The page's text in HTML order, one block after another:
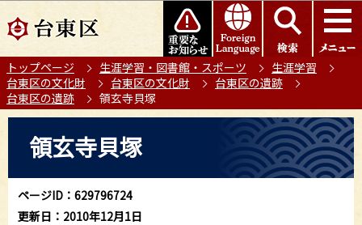
の
ー
ジ
の
このページの本文へ移動
トップページ 生涯学習・図書館・スポーツ
生涯学習
台東区の文化財
台東区の文化財
台東区の遺跡
台東区の遺跡
領玄寺貝塚
か
領玄寺貝塚
ページID：629796724
更新日：2010年12月1日